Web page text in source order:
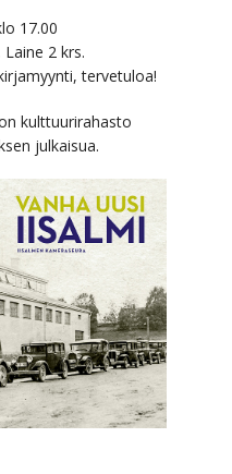
17.00
2 krs.
tervetuloa!
kulttuurirahasto
julkaisua.